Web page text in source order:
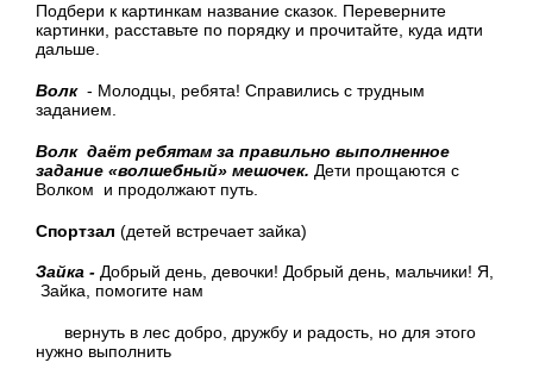
Подбери к картинкам название сказок. Переверните
картинки, расставьте по порядку и прочитайте, куда идти
дальше.
Волк - Молодцы, ребята! Справились с трудным
заданием.
Волк даёт ребятам за правильно выполненное
задание «волшебный» мешочек. Дети прощаются с
Волком и продолжают путь.
Спортзал (детей встречает зайка)
Зайка - Добрый день, девочки! Добрый день, мальчики! Я,
Зайка, помогите нам
вернуть в лес добро, дружбу и радость, но для этого
нужно выполнить